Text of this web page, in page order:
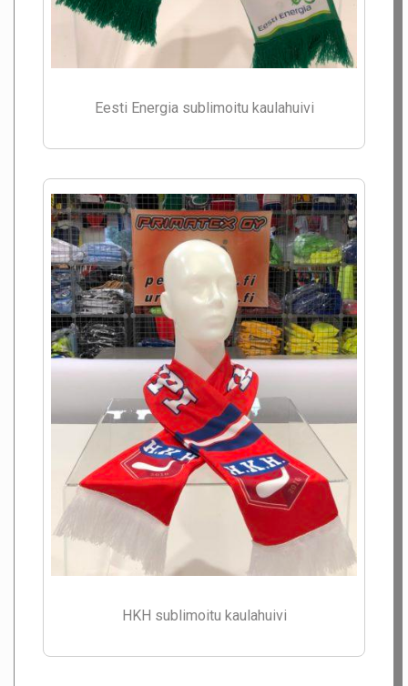
Eesti Energia sublimoitu kaulahuivi
HKH sublimoitu kaulahuivi